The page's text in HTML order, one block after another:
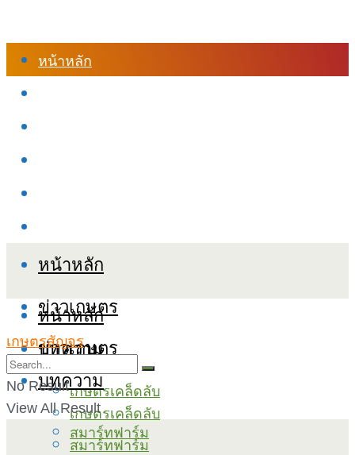
หน้าหลัก
หน้าหลัก
ข่าวเกษตร
บทความ
เกษตรเคล็ดลับ
สมาร์ทฟาร์ม
หน้าหลัก
ข่าวเกษตร
บทความ
เกษตรเคล็ดลับ
สมาร์ทฟาร์ม
เกษตรสัญจร
No Result
View All Result